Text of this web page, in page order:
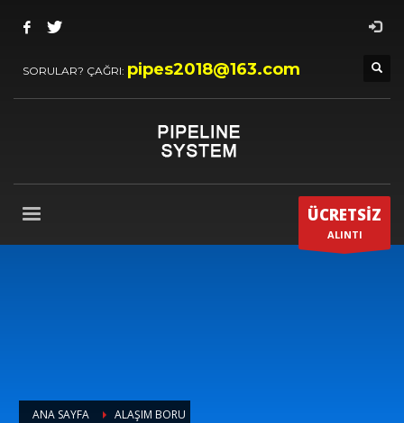
SORULAR? ÇAĞRI: pipes2018@163.com
ÜCRETSİZ
ALINTI
ANA SAYFA
ALAŞIM BORU